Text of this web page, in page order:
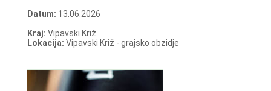
Datum: 13.06.2026
Kraj: Vipavski Križ
Lokacija: Vipavski Križ - grajsko obzidje